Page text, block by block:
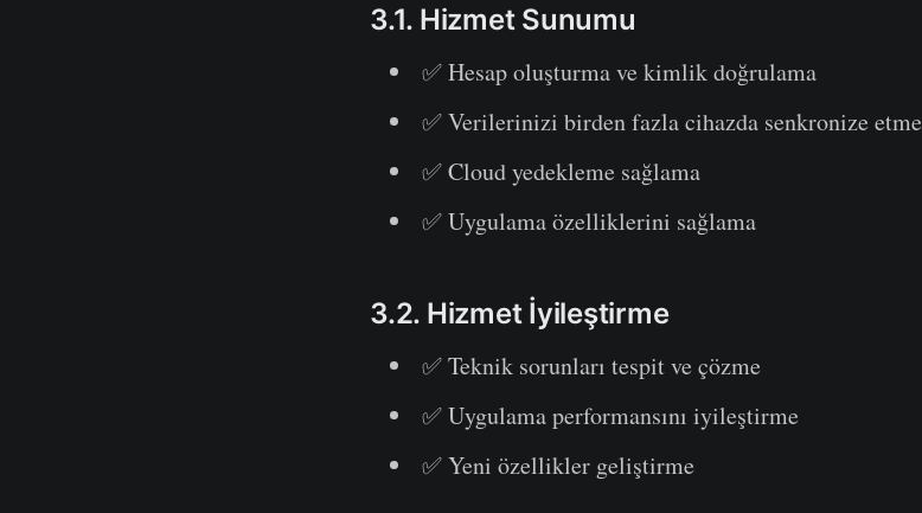
3.1. Hizmet Sunumu
✅ Hesap oluşturma ve kimlik doğrulama
✅ Verilerinizi birden fazla cihazda senkronize etme
✅ Cloud yedekleme sağlama
✅ Uygulama özelliklerini sağlama
3.2. Hizmet İyileştirme
✅ Teknik sorunları tespit ve çözme
✅ Uygulama performansını iyileştirme
✅ Yeni özellikler geliştirme